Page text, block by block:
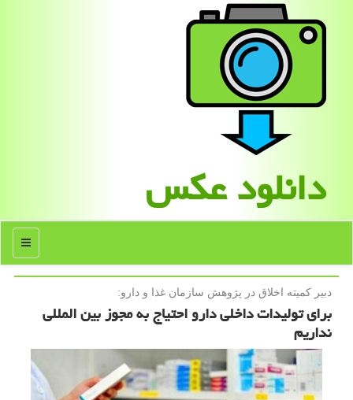
دانلود عكس
منو
دبیر كمیته اخلاق در پژوهش سازمان غذا و دارو:
برای تولیدات داخلی دارو احتیاج به مجوز بین المللی
نداریم